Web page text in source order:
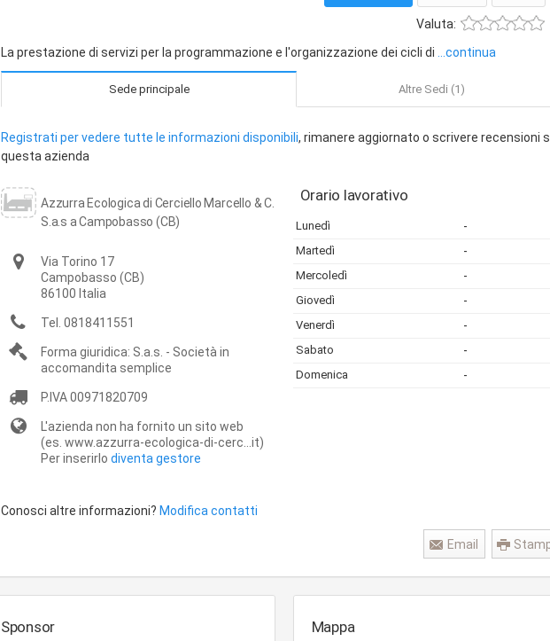
Valuta:
La prestazione di servizi per la programmazione e l'organizzazione dei cicli di
...continua
Sede principale Altre Sedi (1)
Registrati per vedere tutte le informazioni disponibili, rimanere aggiornato o scrivere recensioni
questa azienda
Azzurra Ecologica di Cerciello Marcello & C.
S.a.s a Campobasso (CB)
Via Torino 17
Campobasso (CB)
86100 Italia
Tel. 0818411551
Forma giuridica: S.a.s. - Società in
accomandita semplice
P.IVA00971820709
L'azienda non ha fornito un sito web
(es. www.azzurra-ecologica-di-cerc...it)
Per inserirlo diventa gestore
Orario lavorativo
Lunedì -
Martedì -
Mercoledì -
Giovedì -
Venerdì -
Sabato -
Domenica -
Conosci altre informazioni? Modifica contatti
Email
Sponsor Mappa